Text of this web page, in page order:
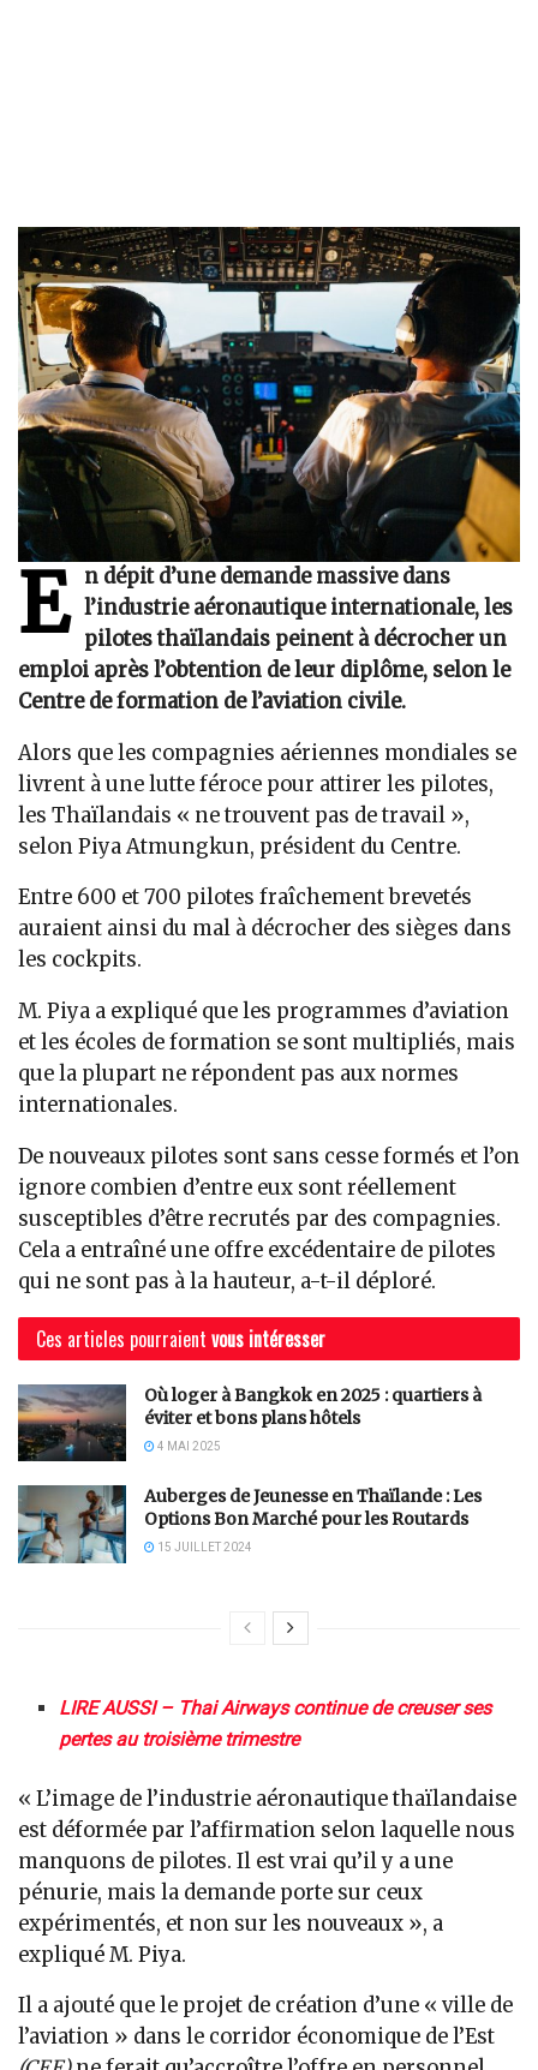
E
n dépit d’une demande massive dans
l’industrie aéronautique internationale, les
pilotes thaïlandais peinent à décrocher un
emploi après l’obtention de leur diplôme, selon le
Centre de formation de l’aviation civile.
Alors que les compagnies aériennes mondiales se
livrent à une lutte féroce pour attirer les pilotes,
les Thaïlandais « ne trouvent pas de travail »,
selon Piya Atmungkun, président du Centre.
Entre 600 et 700 pilotes fraîchement brevetés
auraient ainsi du mal à décrocher des sièges dans
les cockpits.
M. Piya a expliqué que les programmes d’aviation
et les écoles de formation se sont multipliés, mais
que la plupart ne répondent pas aux normes
internationales.
De nouveaux pilotes sont sans cesse formés et l’on
ignore combien d’entre eux sont réellement
susceptibles d’être recrutés par des compagnies.
Cela a entraîné une offre excédentaire de pilotes
qui ne sont pas à la hauteur, a-t-il déploré.
Ces articles pourraient vous intéresser
Où loger à Bangkok en 2025 : quartiers à
éviter et bons plans hôtels
4 MAI 2025
Auberges de Jeunesse en Thaïlande : Les
Options Bon Marché pour les Routards
15 JUILLET 2024
LIRE AUSSI – Thai Airways continue de creuser ses
pertes au troisième trimestre
« L’image de l’industrie aéronautique thaïlandaise
est déformée par l’affirmation selon laquelle nous
manquons de pilotes. Il est vrai qu’il y a une
pénurie, mais la demande porte sur ceux
expérimentés, et non sur les nouveaux », a
expliqué M. Piya.
Il a ajouté que le projet de création d’une « ville de
l’aviation » dans le corridor économique de l’Est